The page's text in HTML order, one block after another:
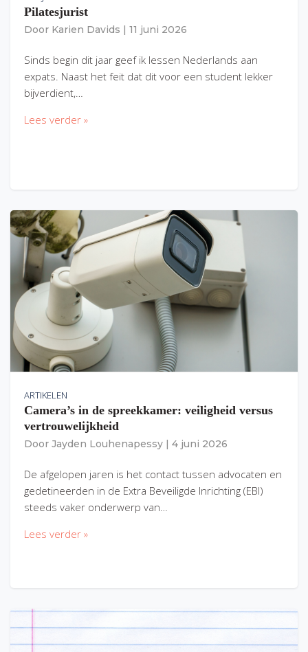
Pilatesjurist
Door Karien Davids 11 juni 2026
Sinds begin dit jaar geef ik lessen Nederlands aan
expats. Naast het feit dat dit voor een student lekker
bijverdient,…
Lees verder »
ARTIKELEN
Camera’s in de spreekkamer: veiligheid versus
vertrouwelijkheid
Door Jayden Louhenapessy 4 juni 2026
De afgelopen jaren is het contact tussen advocaten en
gedetineerden in de Extra Beveiligde Inrichting (EBI)
steeds vaker onderwerp van…
Lees verder »